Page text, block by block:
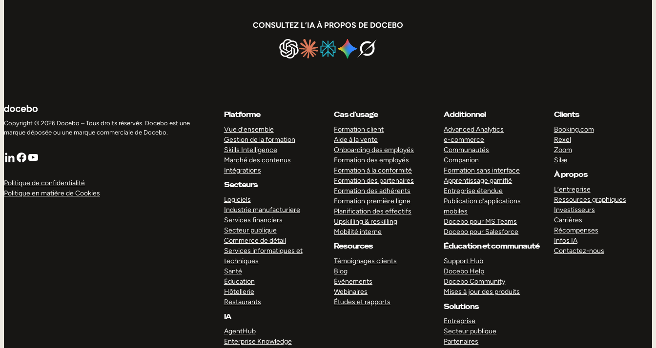
CONSULTEZ L’IA À PROPOS DE DOCEBO
Copyright © 2026 Docebo – Tous droits réservés. Docebo est une
marque déposée ou une marque commerciale de Docebo.
LinkedIn
Facebook
YouTube
Politique de confidentialité
Politique en matière de Cookies
Platforme
Vue d’ensemble
Gestion de la formation
Skills Intelligence
Marché des contenus
Intégrations
Secteurs
Logiciels
Industrie manufacturiere
Services financiers
Secteur publique
Commerce de détail
Services informatiques et
techniques
Santé
Éducation
Hôtellerie
Restaurants
IA
AgentHub
Enterprise Knowledge
Cas d’usage
Formation client
Aide à la vente
Onboarding des employés
Formation des employés
Formation à la conformité
Formation des partenaires
Formation des adhérents
Formation première ligne
Planification des effectifs
Upskilling & reskilling
Mobilité interne
Resources
Témoignages clients
Blog
Événements
Webinaires
Études et rapports
Additionnel
Advanced Analytics
e-commerce
Communautés
Companion
Formation sans interface
Apprentissage gamifié
Entreprise étendue
Publication d’applications
mobiles
Docebo pour MS Teams
Docebo pour Salesforce
Éducation et communauté
Support Hub
Docebo Help
Docebo Community
Mises à jour des produits
Solutions
Entreprise
Secteur publique
Partenaires
Clients
Booking.com
Rexel
Zoom
Silæ
À propos
L’entreprise
Ressources graphiques
Investisseurs
Carrières
Récompenses
Infos IA
Contactez-nous